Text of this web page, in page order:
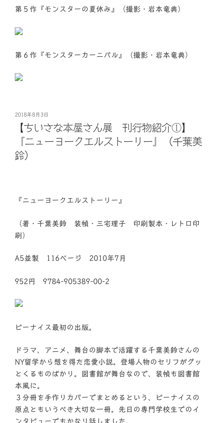
第５作『モンスターの夏休み』（撮影・岩本竜典）
第６作『モンスターカーニバル』（撮影・岩本竜典）
投
日:
2018年8月3日
【ちいさな本屋さん展 刊行物紹介①】
『ニューヨークエルストーリー』（千葉美
鈴）
『ニューヨークエルストーリー』
（著・千葉美鈴 装幀・三宅理子 印刷製本・レトロ印
刷）
A5並製 116ページ 2010年7月
952円 9784-905389-00-2
ビーナイス最初の出版。
ドラマ、アニメ、舞台の脚本で活躍する千葉美鈴さんの
NY留学から想を得た恋愛小説。登場人物のセリフがグッ
とくるものばかり。図書館が舞台なので、装幀も図書館
本風に。
３分冊を手作りカバーでまとめるという、ビーナイスの
原点ともいうべき大切な一冊。先日の専門学校生でのイ
ンタビューでもかなり話しました。